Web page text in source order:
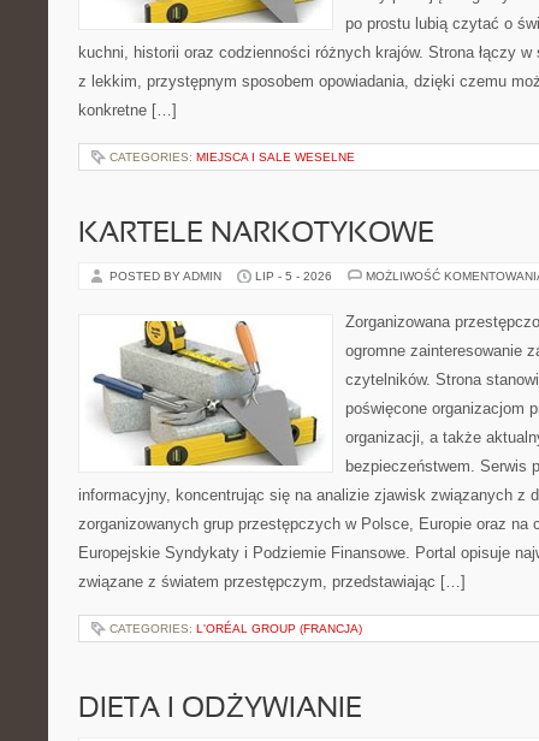
po prostu lubią czytać o
kuchni, historii oraz codzienności różnych krajów. Strona łączy
z lekkim, przystępnym sposobem opowiadania, dzięki czemu
konkretne […]
CATEGORIES: MIEJSCA I SALE WESELNE
KARTELE NARKOTYKOWE
POSTED BY ADMIN LIP - 5 - 2026 MOŻLIWOŚĆ
Zorganizowana
ogromne zainteresowanie
czytelników. Strona
poświęcone organizacjom
organizacji, a także
bezpieczeństwem. Serwis
informacyjny, koncentrując się na analizie zjawisk związanych z
zorganizowanych grup przestępczych w Polsce, Europie oraz na
Europejskie Syndykaty i Podziemie Finansowe. Portal opisuje
związane z światem przestępczym, przedstawiając […]
CATEGORIES: L'ORÉAL GROUP (FRANCJA)
DIETA I ODŻYWIANIE